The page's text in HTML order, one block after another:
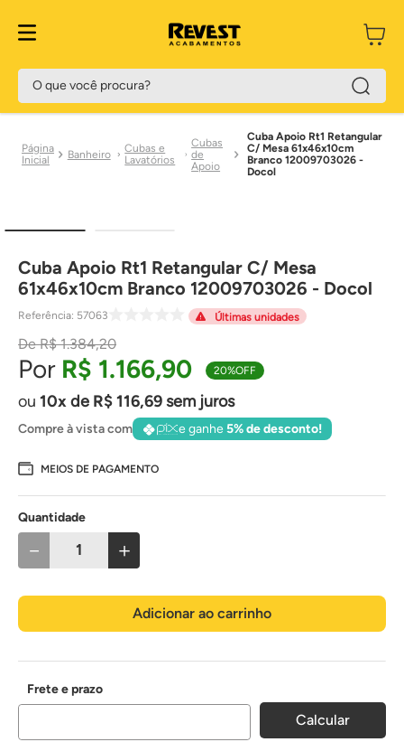
O que você procura?
Banheiro
Cubas e
Lavatórios
Cubas
de
Apoio
Cuba Apoio Rt1 Retangular
C/ Mesa 61x46x10cm
Branco 12009703026 -
Docol
Cuba Apoio Rt1 Retangular C/ Mesa
61x46x10cm Branco 12009703026 - Docol
Referência: 57063 Últimas unidades
R$ 1.384,20
R$ 1.166,90 20%OFF
10 de R$116,69sem juros
Compre à vista com e ganhe5% de desconto!
MEIOS DE PAGAMENTO
Quantidade
＋
－
Adicionar ao carrinho